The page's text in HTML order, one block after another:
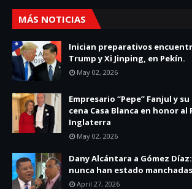
MÁS NOTICIAS
Inician preparativos
Trump y Xi Jinping, en Pekín.
May 02, 2026
Empresario “Pepe” Fanjul y
cena Casa Blanca en honor al
Inglaterra
May 02, 2026
Dany Alcántara a Gómez
nunca han estado
April 27, 2026